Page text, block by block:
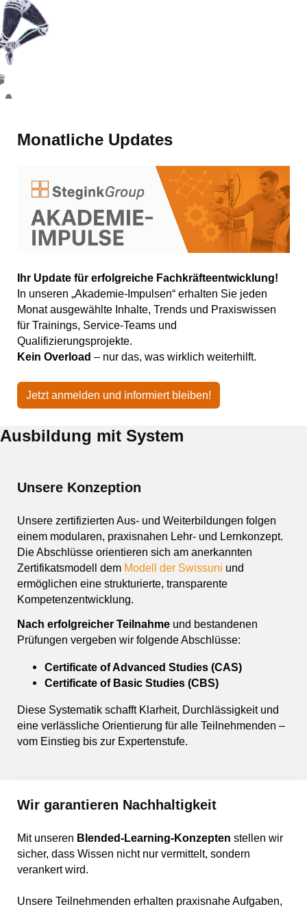
Monatliche Updates
Ihr Update für erfolgreiche Fachkräfteentwicklung!
In unseren „Akademie-Impulsen“ erhalten Sie jeden
Monat ausgewählte Inhalte, Trends und Praxiswissen
für Trainings, Service-Teams und
Qualifizierungsprojekte.
Kein Overload – nur das, was wirklich weiterhilft.
Jetzt anmelden und informiert bleiben!
Ausbildung mit System
Unsere Konzeption
Unsere zertifizierten Aus- und Weiterbildungen folgen
einem modularen, praxisnahen Lehr- und Lernkonzept.
Die Abschlüsse orientieren sich am anerkannten
Zertifikatsmodell dem Modell der Swissuni und
ermöglichen eine strukturierte, transparente
Kompetenzentwicklung.
Nach erfolgreicher Teilnahmeund bestandenen
Prüfungen vergeben wir folgende Abschlüsse:
Certificate of Advanced Studies (CAS)
Certificate of Basic Studies (CBS)
Diese Systematik schafft Klarheit, Durchlässigkeit und
eine verlässliche Orientierung für alle Teilnehmenden –
vom Einstieg bis zur Expertenstufe.
Wir garantieren Nachhaltigkeit
Mit unseren Blended-Learning-Konzepten stellen wir
sicher, dass Wissen nicht nur vermittelt, sondern
verankert wird.
Unsere Teilnehmenden erhalten praxisnahe Aufgaben,